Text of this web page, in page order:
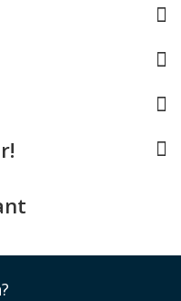
voor de
de USB aansluiting
embleem achterop